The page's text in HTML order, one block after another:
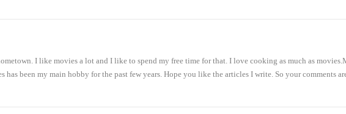
I like movies a lot and I like to spend my free time for that. I love cooking as much as
has been my main hobby for the past few years. Hope you like the articles I write. So your comments